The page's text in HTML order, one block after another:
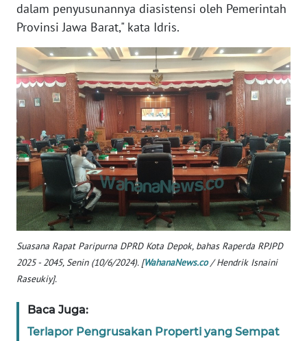
dalam penyusunannya diasistensi oleh Pemerintah
Provinsi Jawa Barat," kata Idris.
Suasana Rapat Paripurna DPRD Kota Depok, bahas Raperda RPJPD
2025 - 2045, Senin (10/6/2024). [WahanaNews.co/ Hendrik Isnaini
Raseukiy].
Baca Juga:
Terlapor Pengrusakan Properti yang Sempat
WN
SULTRA
WN
NTB
WN
SULTENG
WN
SULBAR
WN
BABEL
WN
SUMBAR
WN
SUMSEL